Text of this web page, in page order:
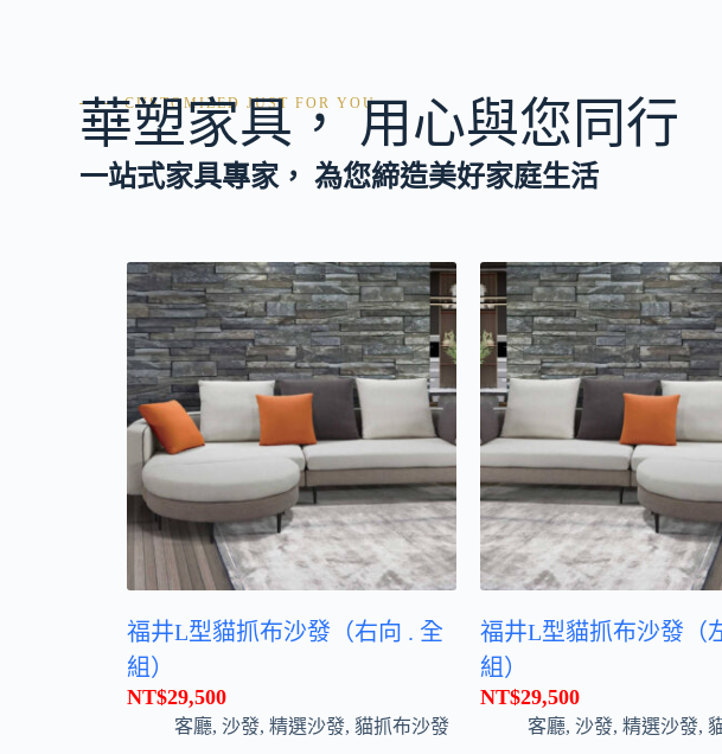
CUSTOMIZED JUST FOR YOU
華塑家具， 用心與您同行
一站式家具專家， 為您締造美好家庭生活
福井L型貓抓布沙發（右向 . 全
組）
NT$29,500
客廳,沙發,精選沙發, 貓抓布沙發
福井L型貓抓布沙發（
組）
NT$29,500
客廳, 沙發, 精選沙發,